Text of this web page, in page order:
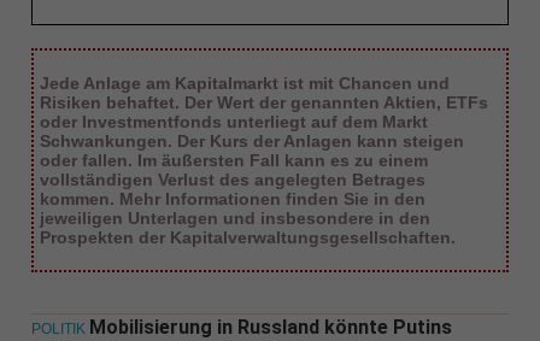
Jede Anlage am Kapitalmarkt ist mit Chancen und
Risiken behaftet. Der Wert der genannten Aktien, ETFs
oder Investmentfonds unterliegt auf dem Markt
Schwankungen. Der Kurs der Anlagen kann steigen
oder fallen. Im äußersten Fall kann es zu einem
vollständigen Verlust des angelegten Betrages
kommen. Mehr Informationen finden Sie in den
jeweiligen Unterlagen und insbesondere in den
Prospekten der Kapitalverwaltungsgesellschaften.
POLITIK Mobilisierung in Russland könnte Putins